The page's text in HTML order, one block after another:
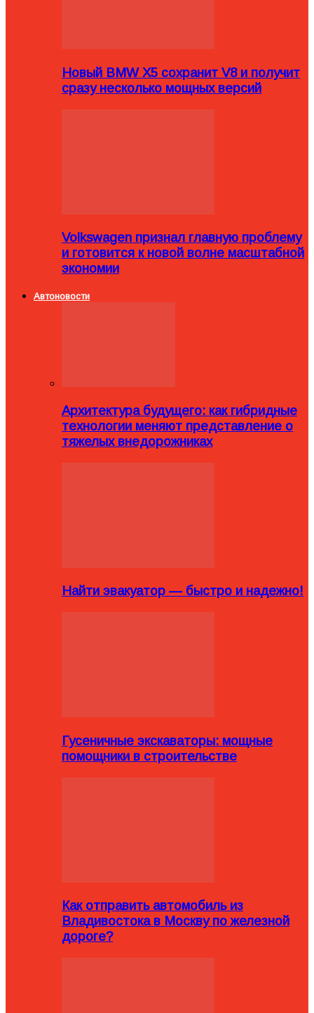
Новый BMW X5 сохранит V8 и получит
сразу несколько мощных версий
Volkswagen признал главную проблему
и готовится к новой волне масштабной
экономии
Автоновости
Архитектура будущего: как гибридные
технологии меняют представление о
тяжелых внедорожниках
Найти эвакуатор — быстро и надежно!
Гусеничные экскаваторы: мощные
помощники в строительстве
Как отправить автомобиль из
Владивостока в Москву по железной
дороге?